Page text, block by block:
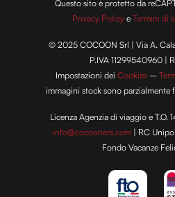
Questo sito è protetto da
Privacy Policy eTermini di
© 2025 COCOON Srl | Via A.
P.IVA 11299540960 |
Impostazioni deiCookies –
immagini stock sono parzialmente
Licenza Agenzia di viaggio e
info@cocooners.com | RC
Fondo Vacanze